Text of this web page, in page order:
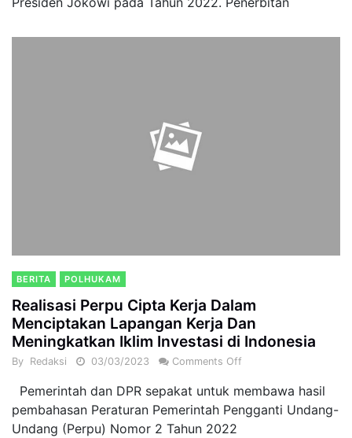
BERITA POLHUKAM
Realisasi Perpu Cipta Kerja Dalam
Menciptakan Lapangan Kerja Dan
Meningkatkan Iklim Investasi di Indonesia
By Redaksi 03/03/2023 Comments Off
Pemerintah dan DPR sepakat untuk membawa hasil
pembahasan Peraturan Pemerintah Pengganti Undang-
Undang (Perpu) Nomor 2 Tahun 2022